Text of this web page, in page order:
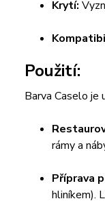
Krytí:
Použití:
Barva Caselo je
rámy a
Příprava
hliníkem).